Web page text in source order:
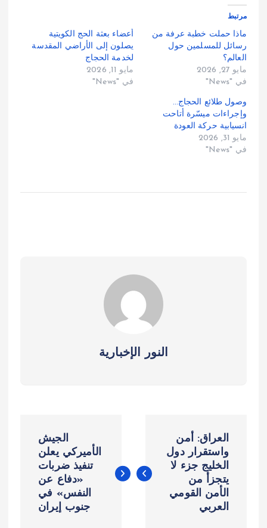
مرتبط
ماذا حملت خطبة عرفة من
رسائل للمسلمين حول
العالم؟
مايو 27, 2026
في "News"
أعضاء بعثة الحج الكويتية
يصلون إلى الأراضي المقدسة
لخدمة الحجاج
مايو 11, 2026
في "News"
وصول طلائع الحجاج…
وإجراءات ميسّرة أتاحت
انسيابية حركة العودة
مايو 31, 2026
في "News"
النور الإخبارية
ص
العراق: أمن
واستقرار دول
الخليج جزء لا
يتجزأ من
الأمن القومي
العربي
الجيش
الأميركي يعلن
تنفيذ ضربات
«دفاع عن
النفس» في
جنوب إيران